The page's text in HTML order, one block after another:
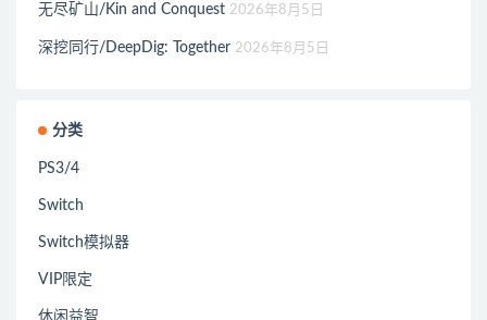
无尽矿山/Kin and Conquest 2026年8月5日
深挖同行/DeepDig: Together 2026年8月5日
分类
PS3/4
Switch
Switch模拟器
VIP限定
休闲益智